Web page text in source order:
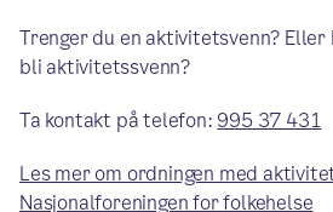
Trenger du en aktivitetsvenn?
bli aktivitetssvenn?
Ta kontakt på telefon: 995 37 431
Les mer om ordningen med
Nasjonalforeningen for folkehelse